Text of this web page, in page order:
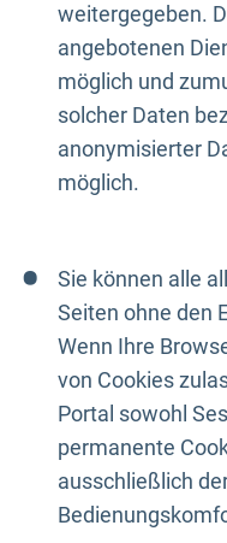
weitergegeben.
angebotenen
möglich und
solcher Daten
anonymisierter
möglich.
Sie können alle
Seiten ohne den
Wenn Ihre
von Cookies
Portal sowohl
permanente
ausschließlich